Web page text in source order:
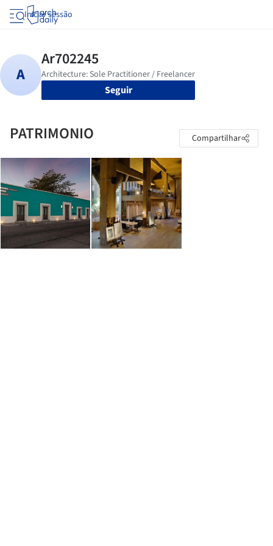
Iniciar sessão
Seguir
PATRIMONIO Compartilhar